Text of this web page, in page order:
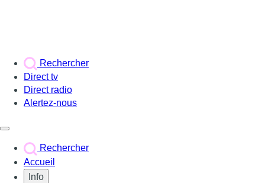
Rechercher
Direct tv
Direct radio
Alertez-nous
Rechercher
Accueil
Info